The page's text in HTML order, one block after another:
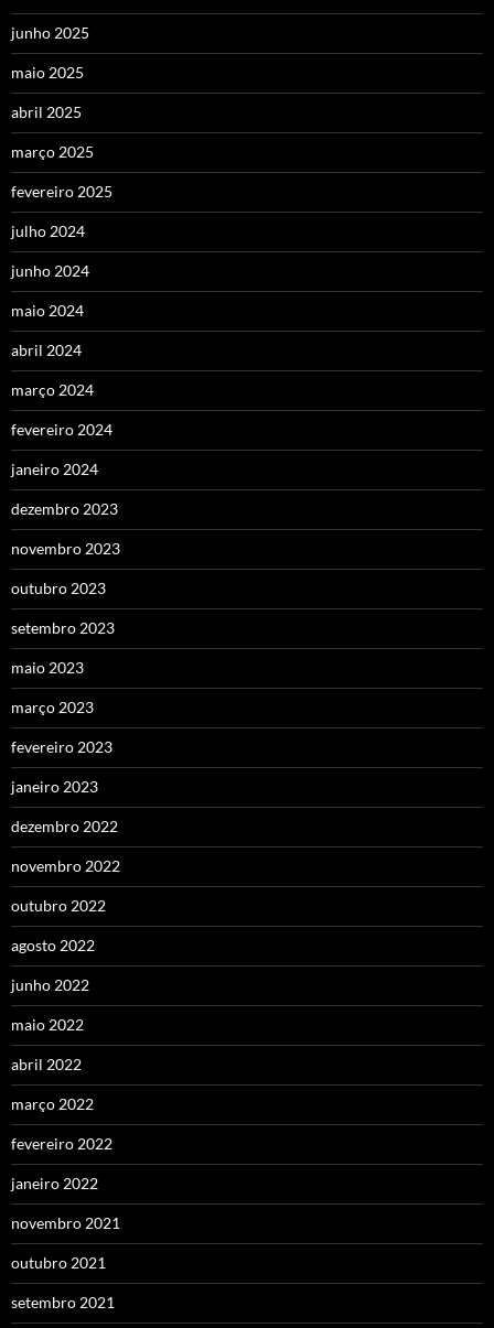
junho 2025
maio 2025
abril 2025
março 2025
fevereiro 2025
julho 2024
junho 2024
maio 2024
abril 2024
março 2024
fevereiro 2024
janeiro 2024
dezembro 2023
novembro 2023
outubro 2023
setembro 2023
maio 2023
março 2023
fevereiro 2023
janeiro 2023
dezembro 2022
novembro 2022
outubro 2022
agosto 2022
junho 2022
maio 2022
abril 2022
março 2022
fevereiro 2022
janeiro 2022
novembro 2021
outubro 2021
setembro 2021